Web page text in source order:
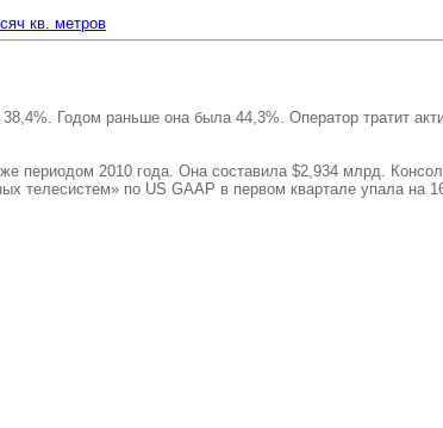
кв. метров
Годом раньше она была 44,3%. Оператор тратит
периодом 2010 года. Она составила $2,934 млрд.
телесистем» по US GAAP в первом квартале упала на